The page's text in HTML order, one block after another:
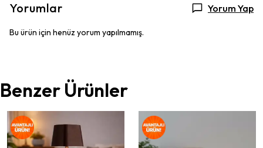
Yorumlar Yorum Yap
Bu ürün için henüz yorum yapılmamış.
Benzer Ürünler